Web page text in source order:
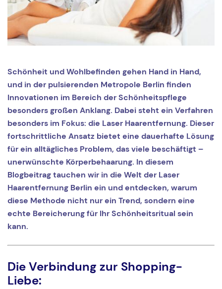
Schönheit und Wohlbefinden gehen Hand in Hand,
und in der pulsierenden Metropole Berlin finden
Innovationen im Bereich der Schönheitspflege
besonders großen Anklang. Dabei steht ein Verfahren
besonders im Fokus: die Laser Haarentfernung. Dieser
fortschrittliche Ansatz bietet eine dauerhafte Lösung
für ein alltägliches Problem, das viele beschäftigt –
unerwünschte Körperbehaarung. In diesem
Blogbeitrag tauchen wir in die Welt der Laser
Haarentfernung Berlin ein und entdecken, warum
diese Methode nicht nur ein Trend, sondern eine
echte Bereicherung für Ihr Schönheitsritual sein
kann.
Die Verbindung zur Shopping-
Liebe: